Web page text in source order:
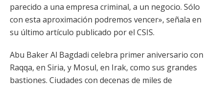
parecido a una empresa criminal, a un negocio. Sólo
con esta aproximación podremos vencer», señala en
su último artículo publicado por el CSIS.
Abu Baker Al Bagdadi celebra primer aniversario con
Raqqa, en Siria, y Mosul, en Irak, como sus grandes
bastiones. Ciudades con decenas de miles de